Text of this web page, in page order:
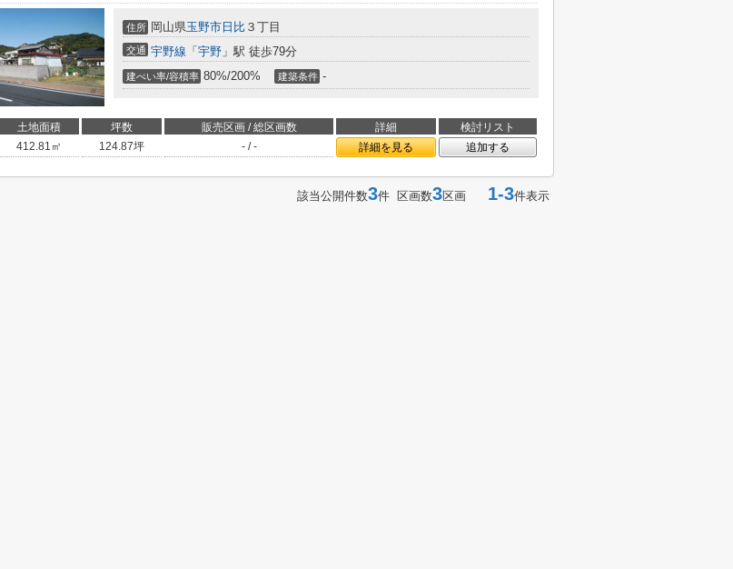
住所 岡山県玉野市 日比 ３丁目
交通 宇野線 「 宇野 」駅 徒歩79分
建ぺい率/容積率 80%/200% 建築条件 -
土地面積 坪数 販売区画 / 総区画数 詳細
検討リスト
412.81㎡ 124.87坪 - / - 詳細を見る 追加する
該当公開件数3件 区画数3区画 1-3件表示